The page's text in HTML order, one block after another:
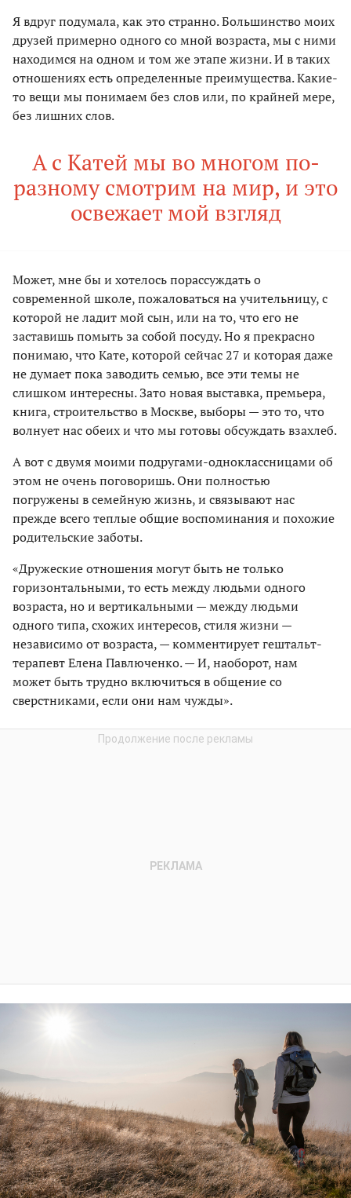
Я вдруг подумала, как это странно. Большинство моих
друзей примерно одного со мной возраста, мы с ними
находимся на одном и том же этапе жизни. И в таких
отношениях есть определенные преимущества. Какие-
то вещи мы понимаем без слов или, по крайней мере,
без лишних слов.
А с Катей мы во многом по-
разному смотрим на мир, и это
освежает мой взгляд
Может, мне бы и хотелось порассуждать о
современной школе, пожаловаться на учительницу, с
которой не ладит мой сын, или на то, что его не
заставишь помыть за собой посуду. Но я прекрасно
понимаю, что Кате, которой сейчас 27 и которая даже
не думает пока заводить семью, все эти темы не
слишком интересны. Зато новая выставка, премьера,
книга, строительство в Москве, выборы — это то, что
волнует нас обеих и что мы готовы обсуждать взахлеб.
А вот с двумя моими подругами-одноклассницами об
этом не очень поговоришь. Они полностью
погружены в семейную жизнь, и связывают нас
прежде всего теплые общие воспоминания и похожие
родительские заботы.
«Дружеские отношения могут быть не только
горизонтальными, то есть между людьми одного
возраста, но и вертикальными — между людьми
одного типа, схожих интересов, стиля жизни —
независимо от возраста, — комментирует гештальт-
терапевт Елена Павлюченко. — И, наоборот, нам
может быть трудно включиться в общение со
сверстниками, если они нам чужды».